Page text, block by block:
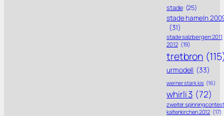
stade (25)
stade hameln
(31)
stade salzbergen 2011
2012 (19)
tretbron
urmodell (33)
werner stark kis (16)
whirli 3 (72)
zweiter spinning contest
kaltenkirchen 2012 (17)